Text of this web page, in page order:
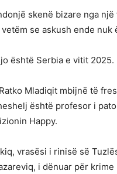
skenë bizare nga
se askush ende
është Serbia e vitit
Mladiqit mbijnë të
është profesor i
Happy.
vrasësi i rinisë së
i dënuar për